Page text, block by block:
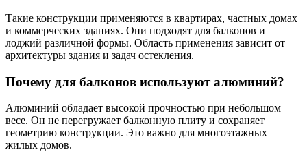
Такие конструкции применяются в квартирах, частных домах
и коммерческих зданиях. Они подходят для балконов и
лоджий различной формы. Область применения зависит от
архитектуры здания и задач остекления.
Почему для балконов используют алюминий?
Алюминий обладает высокой прочностью при небольшом
весе. Он не перегружает балконную плиту и сохраняет
геометрию конструкции. Это важно для многоэтажных
жилых домов.